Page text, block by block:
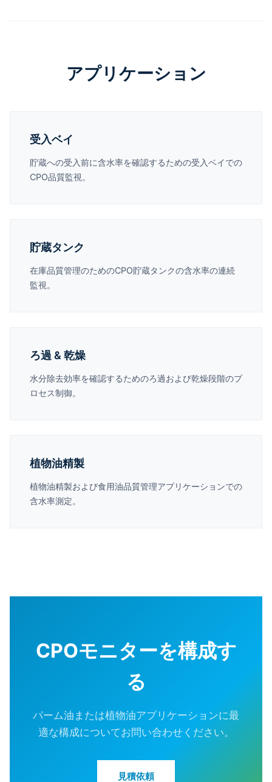
アプリケーション
受入ベイ
貯蔵への受入前に含水率を確認するための受入ベイでの
CPO品質監視。
貯蔵タンク
在庫品質管理のためのCPO貯蔵タンクの含水率の連続
監視。
ろ過 & 乾燥
水分除去効率を確認するためのろ過および乾燥段階のプ
ロセス制御。
植物油精製
植物油精製および食用油品質管理アプリケーションでの
含水率測定。
CPOモニターを構成す
る
パーム油または植物油アプリケーションに最
適な構成についてお問い合わせください。
見積依頼